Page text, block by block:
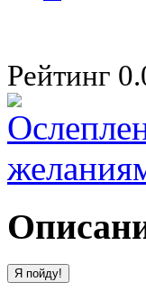
Рейтинг